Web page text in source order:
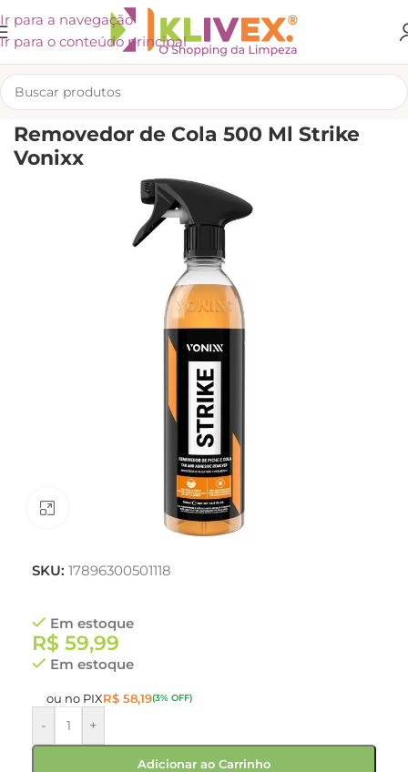
Ir para a navegação
Ir para o conteúdo principal
INÍCIO/VONIXX
Removedor de Cola 500 Ml Strike
Vonixx
Clique para ampliar
SKU: 17896300501118
Em estoque
R$ 59,99
Em estoque
ou no PIXR$ 58,19(3% OFF)
- +
Adicionar ao Carrinho